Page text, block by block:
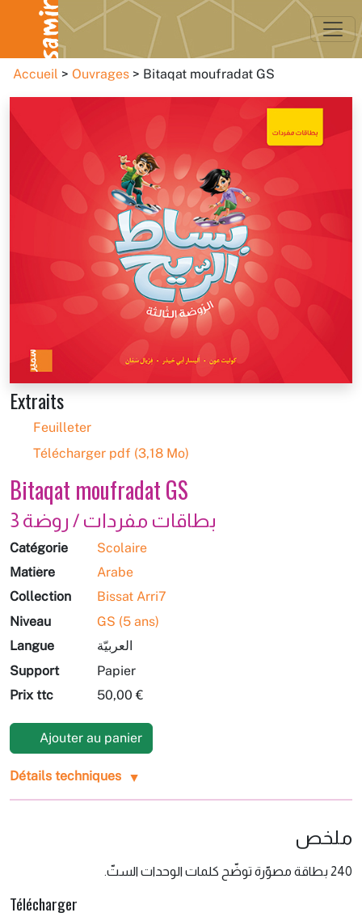
Accueil Ouvrages Bitaqat moufradat GS
Extraits
Feuilleter
Télécharger pdf (3,18 Mo)
Bitaqat moufradat GS
بطاقات مفردات / روضة 3
Catégorie
Scolaire
Matière
Arabe
Collection
Bissat Arri7
Niveau
GS (5 ans)
Langue
العربيّة
Support
Papier
Prix ttc
50,00 €
Ajouter au panier
Détails techniques
ملخص
240 بطاقة مصوّرة توضّح كلمات الوحدات الستّ.
Télécharger